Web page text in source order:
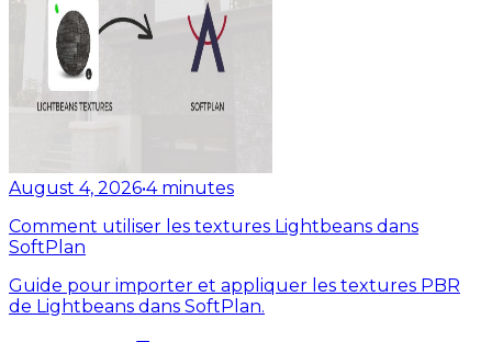
August 4, 2026•4 minutes
Comment utiliser les textures Lightbeans dans
SoftPlan
Guide pour importer et appliquer les textures PBR
de Lightbeans dans SoftPlan.